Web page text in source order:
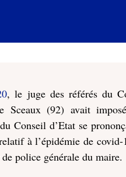
, le juge des référés du
Sceaux (92) avait
Conseil d’Etat se
à l’épidémie de covid-
police générale du maire.